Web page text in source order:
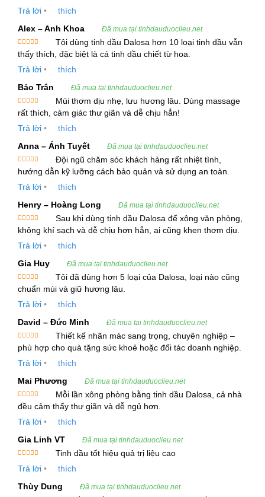
với khả năng phát triển mạnh mẽ trong các khu
vực khí hậu ôn đới và được sử dụng rộng rãi
trong các sản phẩm tinh dầu nhờ vào các tác
dụng chữa bệnh và làm đẹp của nó.
Tinh dầu Hoàng Sam mang trong mình một
hương thơm đặc trưng, kết hợp giữa mùi gỗ tự
nhiên và hương hoa nhẹ nhàng cùng chút cam
quýt, tạo nên một sự cân bằng hoàn hảo cho
những ai yêu thích mùi hương thiên nhiên tươi
mới.
Thông Tin Kỹ Thuật Tinh Dầu Linh Sam Hoàng
Tên thực vật:Pseudotsuga menziesii
Tên gọi khác: Tinh dầu Hoàng Sam
Bộ phận chiết xuất:
Phương pháp chiết xuất:Chưng cất hơi nước
Màu sắc: Màu vàng nhạt
Mùi vị: Hương thơm gỗ kết hợp với hoa và cam
quýt
Tỷ trọng ở 20ºC:
0.860 – 0.869
Chỉ số khúc xạ ở 20ºC:1.470 – 1.480
Góc quay cực ở 20ºC:-30˚ to -4˚
Thành phần hóa học chính:
Camphene
β-Pinene
Bornyl acetate
Terpinolene
Trả lời •
thích
Alex – Anh Khoa
Đã mua tại tinhdauduoclieu.net
Được xếp
hạng 5
Tôi dùng tinh dầu Dalosa hơn 10 loại tinh dầu vẫn
thấy thích, đặc biệt là cá tinh dầu chiết từ hoa.
Trả lời •
thích
Bảo Trân
Đã mua tại tinhdauduoclieu.net
Được xếp
hạng55
Mùi thơm dịu nhẹ, lưu hương lâu. Dùng massage
rất thích, cảm giác thư giãn và dễ chịu hẳn!
Trả lời •
thích
Anna – Ánh Tuyết
Đã mua tại tinhdauduoclieu.net
Được xếp
hạng 55
Đội ngũ chăm sóc khách hàng rất nhiệt tình,
hướng dẫn kỹ lưỡng cách bảo quản và sử dụng an toàn.
Trả lời •
thích
Henry – Hoàng Long
Đã mua tại tinhdauduoclieu.net
Được xếp
hạng55
Sau khi dùng tinh dầu Dalosa để xông văn phòng,
không khí sạch và dễ chịu hơn hẳn, ai cũng khen thơm dịu.
Trả lời •
thích
Gia Huy
Đã mua tại tinhdauduoclieu.net
Được xếp
hạng55
Tôi đã dùng hơn 5 loại của Dalosa, loại nào cũng
chuẩn mùi và giữ hương lâu.
Trả lời •
thích
David – Đức Minh
Đã mua tại tinhdauduoclieu.net
Được xếp
hạng 55
Thiết kế nhãn mác sang trọng, chuyên nghiệp –
phù hợp cho quà tặng sức khoẻ hoặc đối tác doanh nghiệp.
Trả lời •
thích
Mai Phương
Đã mua tại tinhdauduoclieu.net
Được xếp
hạng 55
Mỗi lần xông phòng bằng tinh dầu Dalosa, cả nhà
đều cảm thấy thư giãn và dễ ngủ hơn.
Trả lời •
thích
Gia Linh VT
Đã mua tại tinhdauduoclieu.net
hạng
55
Tinh dầu tốt hiệu quả trị liệu cao
Trả lời •
thích
Thùy Dung
Đã mua tại tinhdauduoclieu.net